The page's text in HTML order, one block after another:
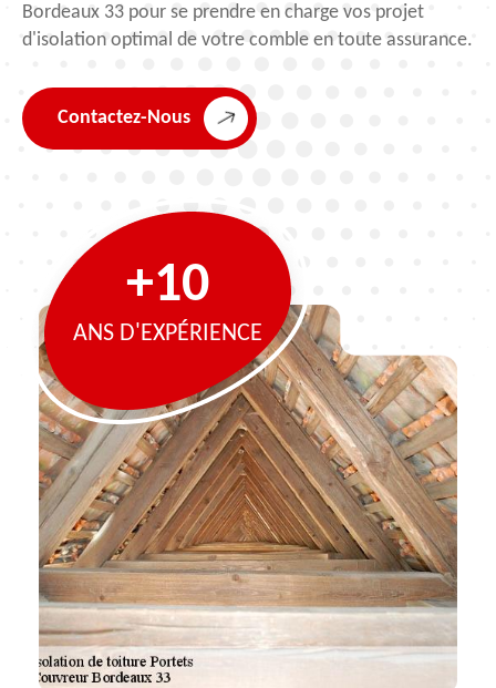
Bordeaux 33 pour se prendre en charge vos projet
d'isolation optimal de votre comble en toute assurance.
Contactez-Nous
+10
ANS D'EXPÉRIENCE